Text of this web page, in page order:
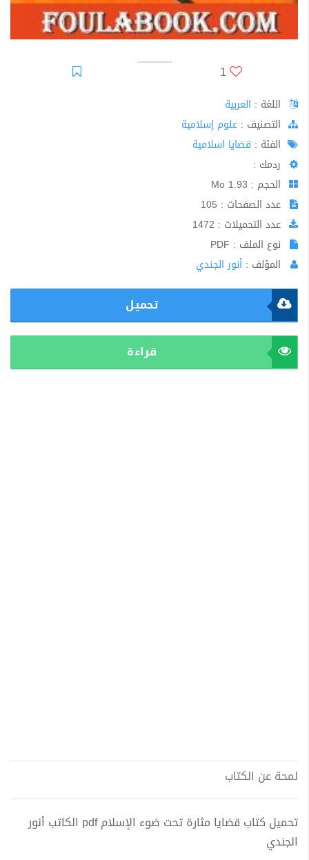
1
اللغة : العربية
اﻟﺘﺼﻨﻴﻒ : علوم إسلامية
الفئة : قضايا اسلامية
ردمك :
الحجم : 1.93 Mo
عدد الصفحات : 105
عدد التحميلات : 1472
نوع الملف : PDF
المؤلف : أنور الجندي
تحميل
قراءة
لمحة عن الكتاب
تحميل كتاب قضايا مثارة تحت ضوء الإسلام pdf الكاتب أنور
الجندي